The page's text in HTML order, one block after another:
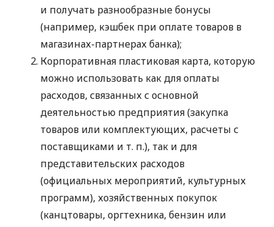
и получать разнообразные бонусы
(например, кэшбек при оплате товаров в
магазинах-партнерах банка);
Корпоративная пластиковая карта, которую
можно использовать как для оплаты
расходов, связанных с основной
деятельностью предприятия (закупка
товаров или комплектующих, расчеты с
поставщиками и т. п.), так и для
представительских расходов
(официальных мероприятий, культурных
программ), хозяйственных покупок
(канцтовары, оргтехника, бензин или